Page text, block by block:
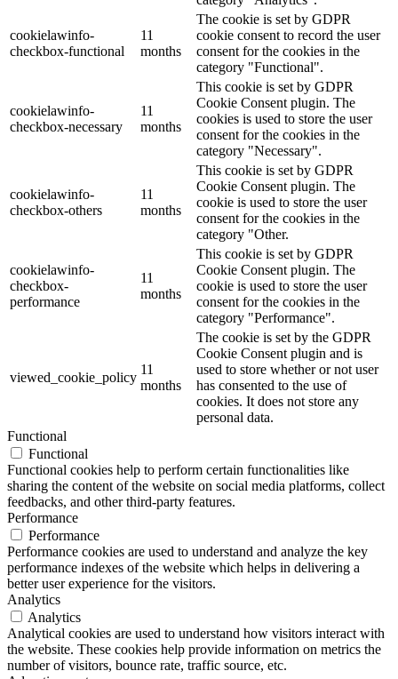
cookielawinfo-
checkbox-functional
11
months
The cookie is set by GDPR
cookie consent to record the user
consent for the cookies in the
category "Functional".
cookielawinfo-
checkbox-necessary
11
months
This cookie is set by GDPR
Cookie Consent plugin. The
cookies is used to store the user
consent for the cookies in the
category "Necessary".
cookielawinfo-
checkbox-others
11
months
This cookie is set by GDPR
Cookie Consent plugin. The
cookie is used to store the user
consent for the cookies in the
category "Other.
cookielawinfo-
checkbox-
performance
11
months
This cookie is set by GDPR
Cookie Consent plugin. The
cookie is used to store the user
consent for the cookies in the
category "Performance".
viewed_cookie_policy
11
months
The cookie is set by the GDPR
Cookie Consent plugin and is
used to store whether or not user
has consented to the use of
cookies. It does not store any
personal data.
Functional
Functional
Functional cookies help to perform certain functionalities like
sharing the content of the website on social media platforms, collect
feedbacks, and other third-party features.
Performance
Performance
Performance cookies are used to understand and analyze the key
performance indexes of the website which helps in delivering a
better user experience for the visitors.
Analytics
Analytics
Analytical cookies are used to understand how visitors interact with
the website. These cookies help provide information on metrics the
number of visitors, bounce rate, traffic source, etc.